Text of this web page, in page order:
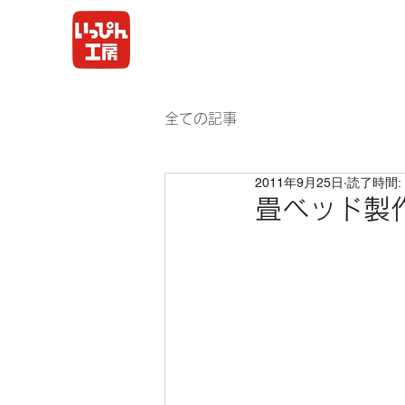
全ての記事
畳ベッド製
2011年9月25日 読了時間: